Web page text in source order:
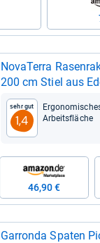
Nova­Terra
200 cm Stiel aus
Sehr gut
1,4
Arbeits­flä­che
46,90 €
Gar­ronda Spa­ten